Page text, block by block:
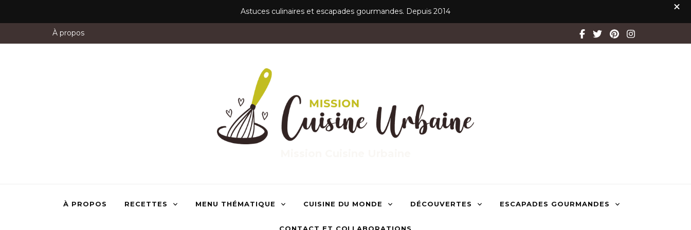
Astuces culinaires et escapades gourmandes. Depuis 2014
À propos
À PROPOS RECETTES MENU THÉMATIQUE CUISINE DU MONDE DÉCOUVERTES ESCAPADES GOURMANDES